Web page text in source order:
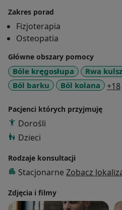
Zakres porad
Fizjoterapia
Osteopatia
Główne obszary pomocy
Bóle kręgosłupa Rwa
Ból barku
Ból kolana +18
Pacjenci których przyjmuję
Dorośli
Dzieci
Rodzaje konsultacji
Stacjonarne Zobacz
Zdjęcia i filmy